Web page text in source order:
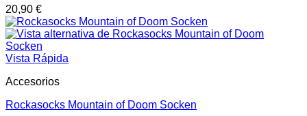
20,90 €
Vista Rápida
Accesorios
Rockasocks Mountain of Doom Socken